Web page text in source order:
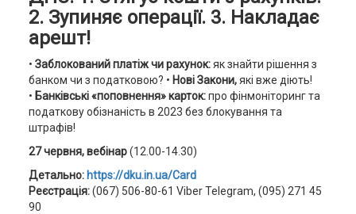
2. Зупиняє операції. 3. Накладає
арешт!
• Заблокований платіж чи рахунок:як знайти рішення з
банком чи з податковою? • Нові Закони,які вже діють!
• Банківські «поповнення» карток:про фінмоніторинг та
податкову обізнаність в 2023 без блокування та
штрафів!
27 червня, вебінар(12.00-14.30)
Детально: https://dku.in.ua/Card
Реєстрація:(067) 506-80-61 Viber Telegram, (095) 271 45
90